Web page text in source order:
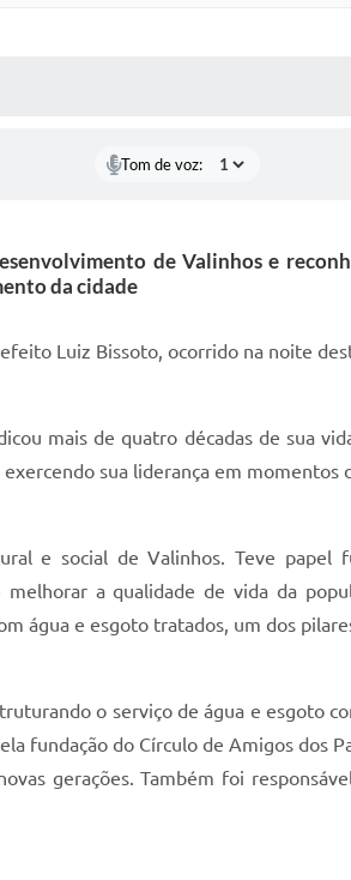
Tom de voz:
de Valinhos e
da cidade
Luiz Bissoto, ocorrido na noite
mais de quatro décadas de sua
sua liderança em momentos
e social de Valinhos. Teve papel
a qualidade de vida da
água e esgoto tratados, um dos
o serviço de água e esgoto
fundação do Círculo de Amigos dos
gerações. Também foi